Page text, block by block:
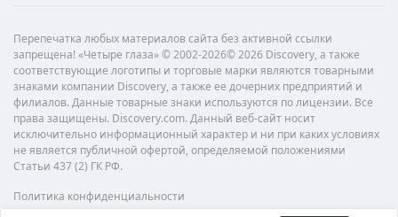
Перепечатка любых материалов сайта без активной ссылки
запрещена! «Четыре глаза» © 2002-2026© 2026 Discovery, а также
соответствующие логотипы и торговые марки являются товарными
знаками компании Discovery, а также ее дочерних предприятий и
филиалов. Данные товарные знаки используются по лицензии. Все
права защищены. Discovery.com. Данный веб-сайт носит
исключительно информационный характер и ни при каких условиях
не является публичной офертой, определяемой положениями
Статьи 437 (2) ГК РФ.
Политика конфиденциальности